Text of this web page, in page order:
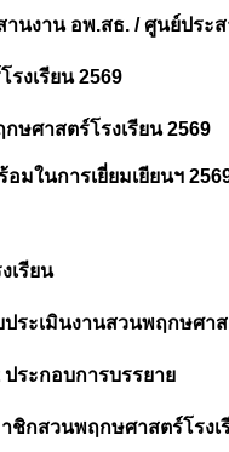
นงาน อพ.สธ. / ศูนย์ประ
งเรียน 2569
ศาสตร์โรงเรียน 2569
มในการเยี่ยมเยียนฯ
เรียน
ะเมินงานสวนพฤกษศาส
ระกอบการบรรยาย
ชิกสวนพฤกษศาสตร์โรงเ